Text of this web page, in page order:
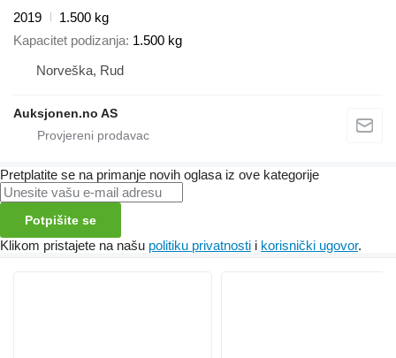
2019
1.500 kg
Kapacitet podizanja 1.500 kg
Norveška, Rud
Auksjonen.no AS
Pretplatite se na primanje novih oglasa iz ove kategorije
Potpišite se
Klikom pristajete na našu politiku privatnosti i korisnički ugovor.